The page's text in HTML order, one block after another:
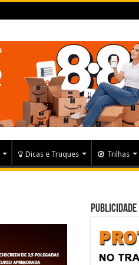
Dicas e Truques Trilhas
Publicidade